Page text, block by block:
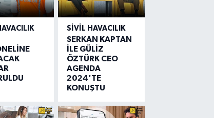
SIVIL HAVACILIK
SERKAN KAPTAN
İLE GÜLİZ
ÖZTÜRK CEO
AGENDA
2024'TE
KONUŞTU